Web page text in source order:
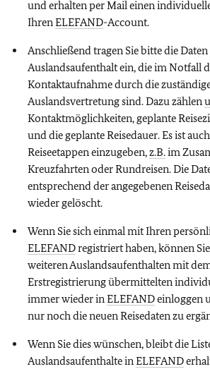
und erhalten per Mail einen
IhrenELEFAND-Account.
Anschließend tragen Sie bitte die
Auslandsaufenthalt ein, die im Notfall
Kontaktaufnahme durch die
Auslandsvertretung sind. Dazu zählen
Kontaktmöglichkeiten, geplante
und die geplante Reisedauer. Es ist
Reiseetappen einzugeben,z.B.im
Kreuzfahrten oder Rundreisen. Die
entsprechend der angegebenen
wieder gelöscht.
Wenn Sie sich einmal mit Ihren
ELEFANDregistriert haben, können
weiteren Auslandsaufenthalten mit
Erstregistrierung übermittelten
immer wieder inELEFANDeinloggen
nur noch die neuen Reisedaten zu
Wenn Sie dies wünschen, bleibt die
Auslandsaufenthalte inELEFAND